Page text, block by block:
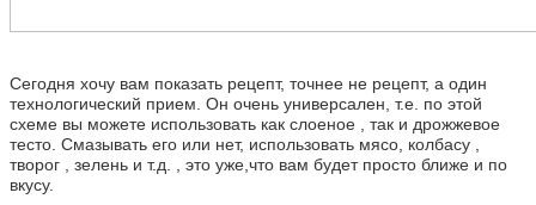
Сегодня хочу вам показать рецепт, точнее не рецепт, а один
технологический прием. Он очень универсален, т.е. по этой
схеме вы можете использовать как слоеное , так и дрожжевое
тесто. Смазывать его или нет, использовать мясо, колбасу ,
творог , зелень и т.д. , это уже,что вам будет просто ближе и по
вкусу.